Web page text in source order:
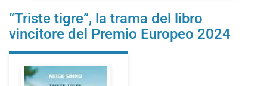
“Triste tigre”, la trama del libro
vincitore del Premio Europeo 2024